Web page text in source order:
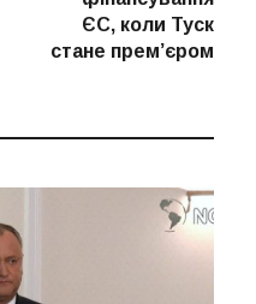
ЄС, коли Туск
стане прем’єром